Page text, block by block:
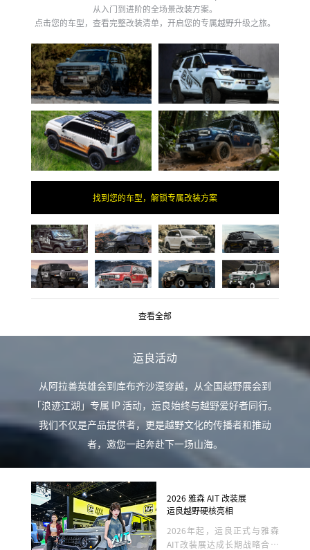
从入门到进阶的全场景改装方案。
点击您的车型，查看完整改装清单，开启您的专属越野升级之旅。
找到您的车型，解锁专属改装方案
查看全部
运良活动
从阿拉善英雄会到库布齐沙漠穿越，从全国越野展会到
「浪迹江湖」专属 IP 活动，运良始终与越野爱好者同行。
我们不仅是产品提供者，更是越野文化的传播者和推动
者，邀您一起奔赴下一场山海。
2026 雅森 AIT 改装展
运良越野硬核亮相
2026年起，运良正式与雅森
AIT改装展达成长期战略合作